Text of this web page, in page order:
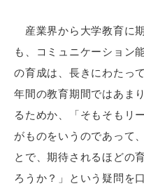
産業界から大学教育に
も、コミュニケーション
の育成は、長きにわたっ
年間の教育期間ではあま
るためか、「そもそもリ
がものをいうのであって
とで、期待されるほどの
ろうか？」という疑問を